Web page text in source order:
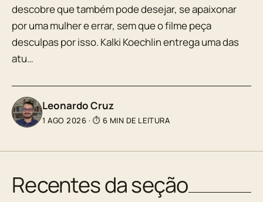
descobre que também pode desejar, se apaixonar
por uma mulher e errar, sem que o filme peça
desculpas por isso. Kalki Koechlin entrega uma das
atu…
Leonardo Cruz
1 AGO 2026 · ⏱ 6 MIN DE LEITURA
Recentes da seção